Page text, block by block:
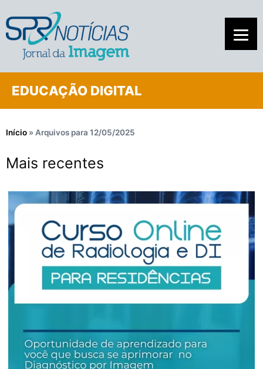
EDUCAÇÃO DIGITAL
Início » Arquivos para 12/05/2025
Mais recentes